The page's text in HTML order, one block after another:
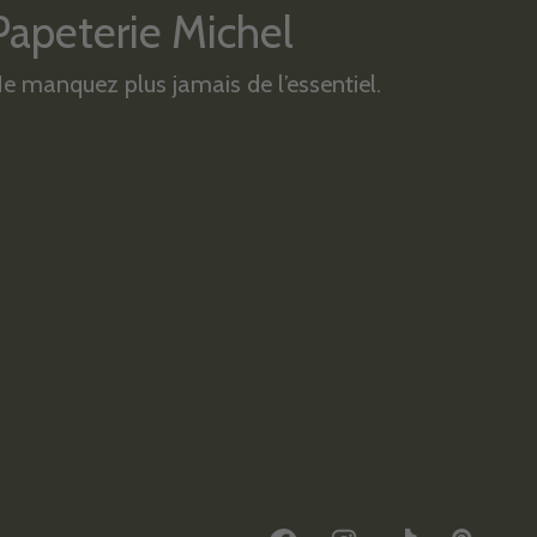
Michel
manquez plus jamais de l’essentiel.